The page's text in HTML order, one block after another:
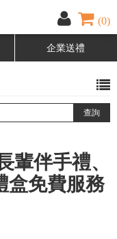
(0)
企業送禮
輩伴手禮、
盒免費服務